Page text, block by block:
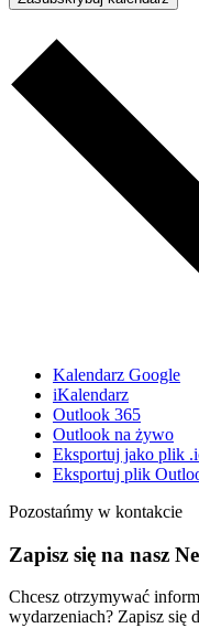
Kalendarz Google
iKalendarz
Outlook 365
Outlook na żywo
Eksportuj jako plik
Eksportuj plik
Pozostańmy w kontakcie
Zapisz się na nasz
Chcesz otrzymywać
wydarzeniach? Zapisz się